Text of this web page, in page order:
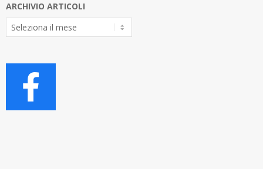
ARCHIVIO ARTICOLI
Archivio
Articoli